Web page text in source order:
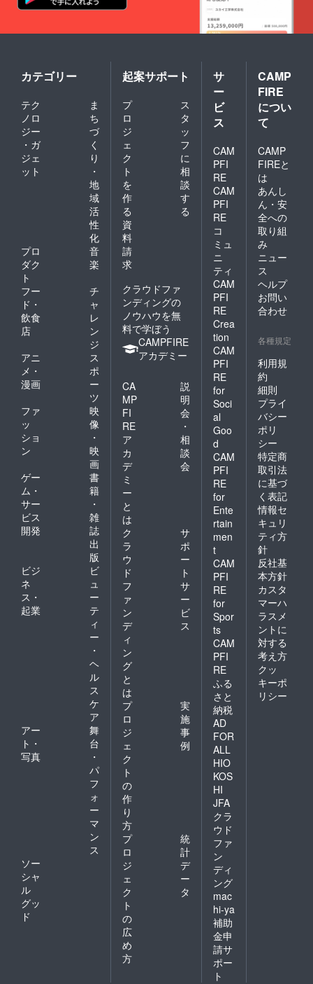
カテゴリー
テク
ノロ
ジー
・ガ
ジェ
ット
ま
ち
づ
く
り
・
地
域
活
性
化
プロ
ダク
ト
音
楽
フー
ド・
飲食
店
チ
ャ
レ
ン
ジ
アニ
メ・
漫画
ス
ポ
ー
ツ
ファ
ッ
ショ
ン
映
像
・
映
画
ゲー
ム・
サー
ビス
開発
書
籍
・
雑
誌
出
版
ビジ
ネ
ス・
起業
ビ
ュ
ー
テ
ィ
ー
・
ヘ
ル
ス
ケ
ア
アー
ト・
写真
舞
台
・
パ
フ
ォ
ー
マ
ン
ス
ソー
シャ
ル
グッ
ド
起案サポート
プ
ロ
ジ
ェ
ク
ト
を
作
る
ス
タ
ッ
フ
に
相
談
す
る
資
料
請
求
クラウドファ
ンディングの
ノウハウを無
料で学ぼう
CAMPFIRE
アカデミー
CA
MP
FI
RE
ア
カ
デ
ミ
ー
と
は
説
明
会
・
相
談
会
ク
ラ
ウ
ド
フ
ァ
ン
デ
ィ
ン
グ
と
は
サ
ポ
ー
ト
サ
ー
ビ
ス
プ
ロ
ジ
ェ
ク
ト
の
作
り
方
実
施
事
例
プ
ロ
ジ
ェ
ク
ト
の
広
め
方
統
計
デ
ー
タ
サ
ー
ビ
ス
CAM
PFI
RE
CAM
PFI
RE
コ
ミュ
ニ
ティ
CAM
PFI
RE
Crea
tion
CAM
PFI
RE
for
Soci
al
Goo
d
CAM
PFI
RE
for
Ente
rtain
men
t
CAM
PFI
RE
for
Spor
ts
CAM
PFI
RE
ふる
さと
納税
AD
FOR
ALL
HIO
KOS
HI
JFA
クラ
ウド
ファ
ン
ディ
ング
mac
hi-ya
補助
金申
請サ
ポー
ト
CAMP
FIRE
につい
て
CAMP
FIREと
は
あんし
ん・安
全への
取り組
み
ニュー
ス
ヘルプ
お問い
合わせ
各種規定
利用規
約
細則
プライ
バシー
ポリ
シー
特定商
取引法
に基づ
く表記
情報セ
キュリ
ティ方
針
反社基
本方針
カスタ
マーハ
ラスメ
ントに
対する
考え方
クッ
キーポ
リシー